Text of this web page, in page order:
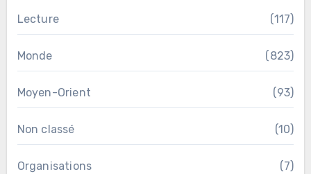
Lecture (117)
Monde (823)
Moyen-Orient (93)
Non classé (10)
Organisations (7)